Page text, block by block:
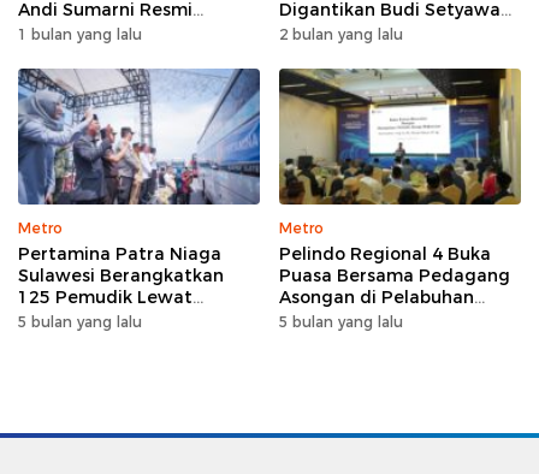
Andi Sumarni Resmi
Nahkodai DPW FK PKBM
1 bulan yang lalu
Digantikan Budi Setyawan
Wijaya sebagai Dirut
2 bulan yang lalu
Metro
Pertamina Patra Niaga
Sulawesi Berangkatkan
125 Pemudik Lewat
Program Mudik Gratis
5 bulan yang lalu
Metro
Pelindo Regional 4 Buka
Puasa Bersama Pedagang
Asongan di Pelabuhan
Makassar, Perkuat
5 bulan yang lalu